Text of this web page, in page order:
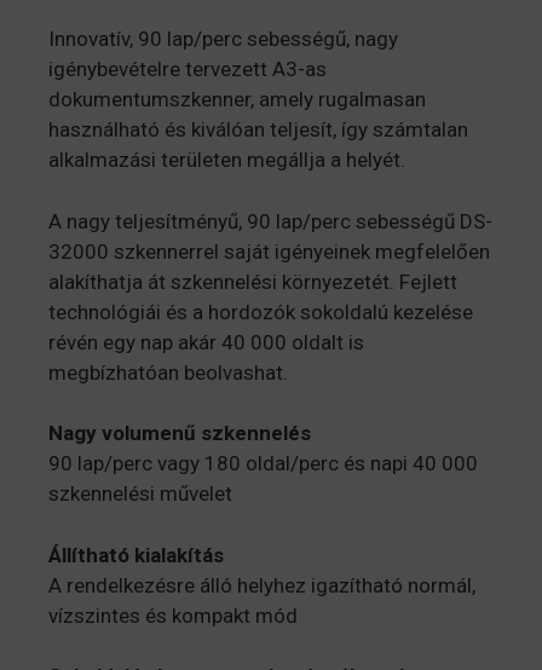
Innovatív, 90 lap/perc sebességű, nagy
igénybevételre tervezett A3-as
dokumentumszkenner, amely rugalmasan
használható és kiválóan teljesít, így számtalan
alkalmazási területen megállja a helyét.
A nagy teljesítményű, 90 lap/perc sebességű DS-
32000 szkennerrel saját igényeinek megfelelően
alakíthatja át szkennelési környezetét. Fejlett
technológiái és a hordozók sokoldalú kezelése
révén egy nap akár 40 000 oldalt is
megbízhatóan beolvashat.
Nagy volumenű szkennelés
90 lap/perc vagy 180 oldal/perc és napi 40 000
szkennelési művelet
Állítható kialakítás
A rendelkezésre álló helyhez igazítható normál,
vízszintes és kompakt mód